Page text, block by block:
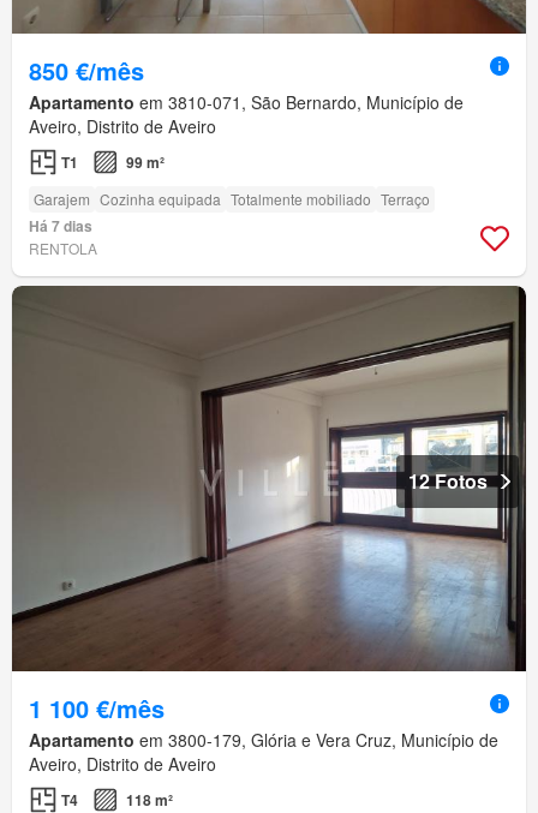
850 €/mês
Apartamento em 3810-071, São Bernardo, Município de
Aveiro, Distrito de Aveiro
T1 99 m²
Garajem Cozinha equipada Totalmente mobiliado Terraço
Há 7 dias
RENTOLA
12 Fotos
1 100 €/mês
Apartamento em 3800-179, Glória e Vera Cruz, Município de
Aveiro, Distrito de Aveiro
T4 118 m²